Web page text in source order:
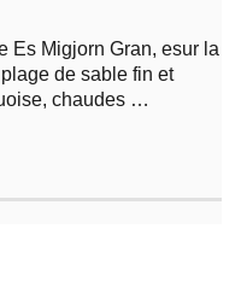
Es Migjorn Gran, esur la
de sable fin et
chaudes …